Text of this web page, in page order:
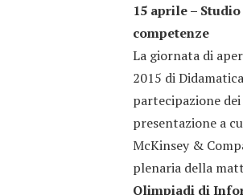
15 aprile –
competenze
La giornata di
2015 di
partecipazione
presentazione a
McKinsey &
plenaria della
Olimpiadi di